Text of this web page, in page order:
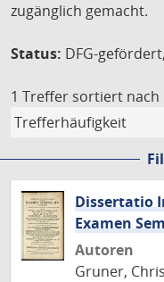
zugänglich gemacht.
Status: DFG-
1 Treffer sortiert nach
Dissertatio
Examen
Autoren
Gruner,